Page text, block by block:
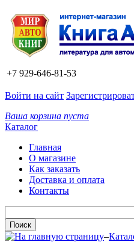
+7 929-646-81-53
Войти на сайт
Ваша корзина пуста
Каталог
Главная
О магазине
Как заказать
Доставка и оплата
Контакты
–